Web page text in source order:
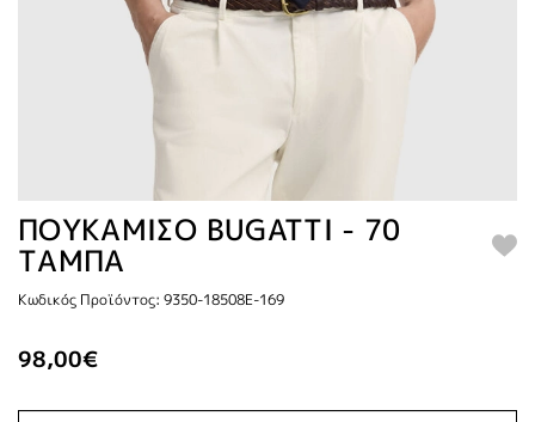
ΠΟΥΚΑΜΙΣΟ BUGATTI - 70
ΤΑΜΠΑ
Κωδικός Προϊόντος: 9350-18508E-169
98,00€